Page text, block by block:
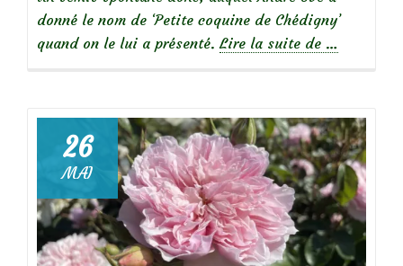
donné le nom de ‘Petite coquine de Chédigny’
quand on le lui a présenté. Lire la suite de à
Focus
sur
le
rosier
…
26
MAI